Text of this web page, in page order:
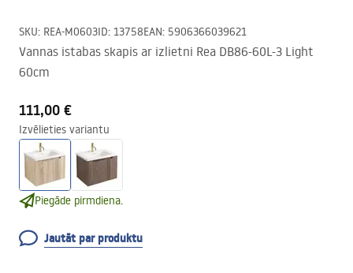
SKU: REA-M0603ID: 13758EAN: 5906366039621
Vannas istabas skapis ar izlietni Rea DB86-60L-3 Light
60cm
111,00 €
Izvēlieties variantu
Piegāde pirmdiena.
Jautāt par produktu